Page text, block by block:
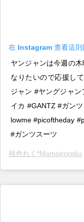
在 Instagram 查看這則
ヤンジャンは今週の
なりたいので応援し
ジャン #ヤングジャ
イカ #GANTZ #ガン
lowme #picoftheday
#ガンツスーツ
桃色れく*Momoiroreku